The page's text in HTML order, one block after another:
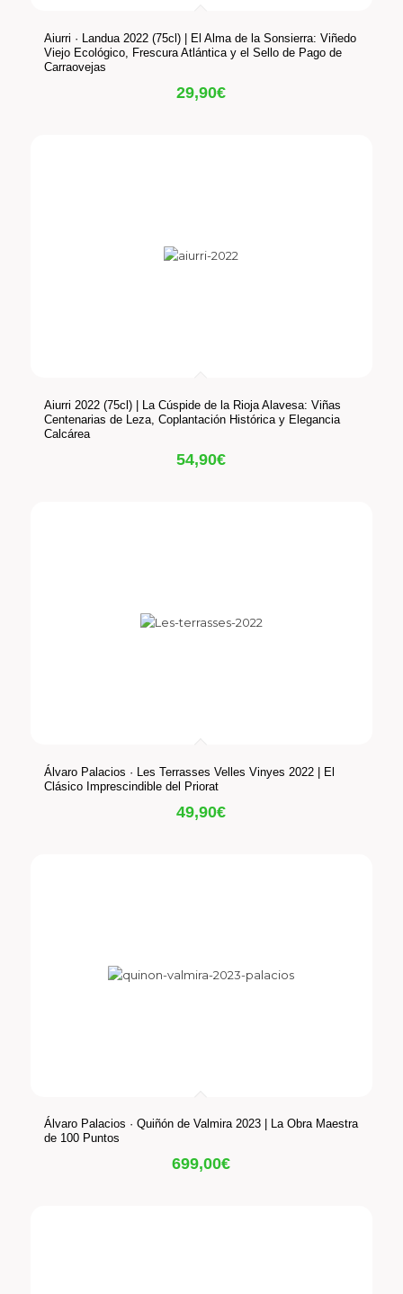
Aiurri · Landua 2022 (75cl) | El Alma de la Sonsierra: Viñedo
Viejo Ecológico, Frescura Atlántica y el Sello de Pago de
Carraovejas
29,90€
Aiurri 2022 (75cl) | La Cúspide de la Rioja Alavesa: Viñas
Centenarias de Leza, Coplantación Histórica y Elegancia
Calcárea
54,90€
Álvaro Palacios · Les Terrasses Velles Vinyes 2022 | El
Clásico Imprescindible del Priorat
49,90€
Álvaro Palacios · Quiñón de Valmira 2023 | La Obra Maestra
de 100 Puntos
699,00€